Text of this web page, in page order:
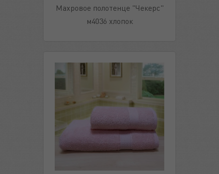
Махровое полотенце "Чекерс"
м4036 хлопок